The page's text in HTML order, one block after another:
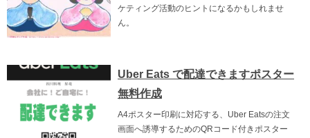
ケティング活動のヒントになるかもしれませ
ん。
Uber Eats で配達できますポスター
無料作成
A4ポスター印刷に対応する、Uber Eatsの注文
画面へ誘導するためのQRコード付きポスター